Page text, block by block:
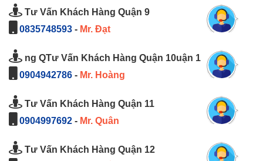
Tư Vấn Khách Hàng Quận 9
0835748593 - Mr. Đạt
ng QTư Vấn Khách Hàng Quận 10uận 1
0904942786 - Mr. Hoàng
Tư Vấn Khách Hàng Quận 11
0904997692 - Mr. Quân
Tư Vấn Khách Hàng Quận 12